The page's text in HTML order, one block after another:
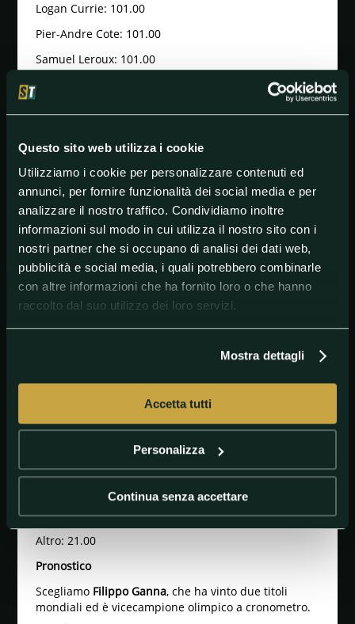
Questo sito web utilizza i cookie
Utilizziamo i cookie per personalizzare contenuti ed
annunci, per fornire funzionalità dei social media e per
analizzare il nostro traffico. Condividiamo inoltre
informazioni sul modo in cui utilizza il nostro sito con i
nostri partner che si occupano di analisi dei dati web,
pubblicità e social media, i quali potrebbero combinarle
con altre informazioni che ha fornito loro o che hanno
raccolto dal suo utilizzo dei loro servizi.
Mostra dettagli
Accetta tutti
Personalizza
Continua senza accettare
Logan Currie: 101.00
Pier-Andre Cote: 101.00
Samuel Leroux: 101.00
Thibau Nys: 101.00
Vincent Van Hemelen: 101.00
Ådne Holter: 101.00
Jenno Berckmoes: 101.00
Rui Oliveira: 101.00
Lander Loockx: 101.00
Steffen De Schuyteneer: 101.00
Jonas Geens: 101.00
Oded Kogut: 101.00
Orluis Aular: 101.00
Alexandre Delettre: 101.00
Altro: 21.00
Pronostico
Scegliamo Filippo Ganna, che ha vinto due titoli
mondiali ed è vicecampione olimpico a cronometro.